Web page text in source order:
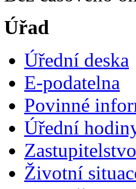
Úřad
Úřední deska
E-podatelna
Povinné
Úřední
Životní